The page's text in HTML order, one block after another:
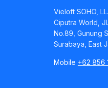
Vieloft SOHO,
Ciputra World,
No.89, Gunung
Surabaya, East
Mobile +62 856